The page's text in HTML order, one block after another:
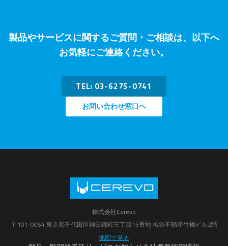
製品やサービスに関するご質問・ご相談は、以下へ
お気軽にご連絡ください。
TEL: 03-6275-0741
お問い合わせ窓口へ
株式会社Cerevo
〒101-0054 東京都千代田区神田錦町三丁目15番地 名鉄不動産竹橋ビル2階
地図で見る